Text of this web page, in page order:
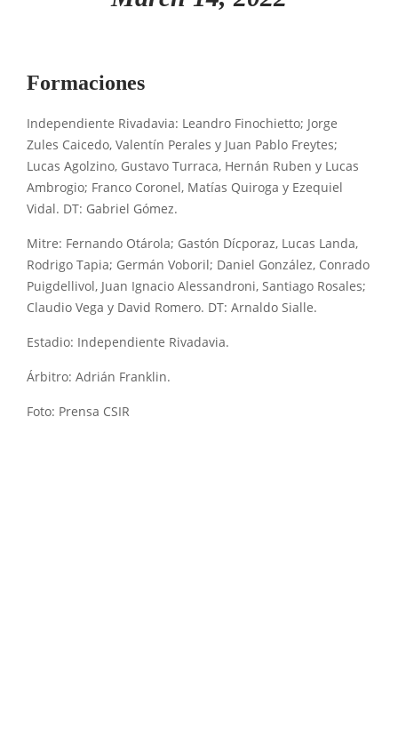
Formaciones
Independiente Rivadavia: Leandro Finochietto; Jorge
Zules Caicedo, Valentín Perales y Juan Pablo Freytes;
Lucas Agolzino, Gustavo Turraca, Hernán Ruben y Lucas
Ambrogio; Franco Coronel, Matías Quiroga y Ezequiel
Vidal. DT: Gabriel Gómez.
Mitre: Fernando Otárola; Gastón Dícporaz, Lucas Landa,
Rodrigo Tapia; Germán Voboril; Daniel González, Conrado
Puigdellivol, Juan Ignacio Alessandroni, Santiago Rosales;
Claudio Vega y David Romero. DT: Arnaldo Sialle.
Estadio: Independiente Rivadavia.
Árbitro: Adrián Franklin.
Foto: Prensa CSIR